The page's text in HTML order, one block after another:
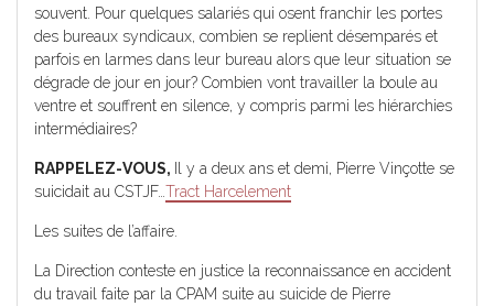
souvent. Pour quelques salariés qui osent franchir les portes
des bureaux syndicaux, combien se replient désemparés et
parfois en larmes dans leur bureau alors que leur situation se
dégrade de jour en jour? Combien vont travailler la boule au
ventre et souffrent en silence, y compris parmi les hiérarchies
intermédiaires?
RAPPELEZ-VOUS,
Il y a deux ans et demi, Pierre Vinçotte se
suicidait au CSTJF… Tract Harcelement
Les suites de l’affaire.
La Direction conteste en justice la reconnaissance en accident
du travail faite par la CPAM suite au suicide de Pierre